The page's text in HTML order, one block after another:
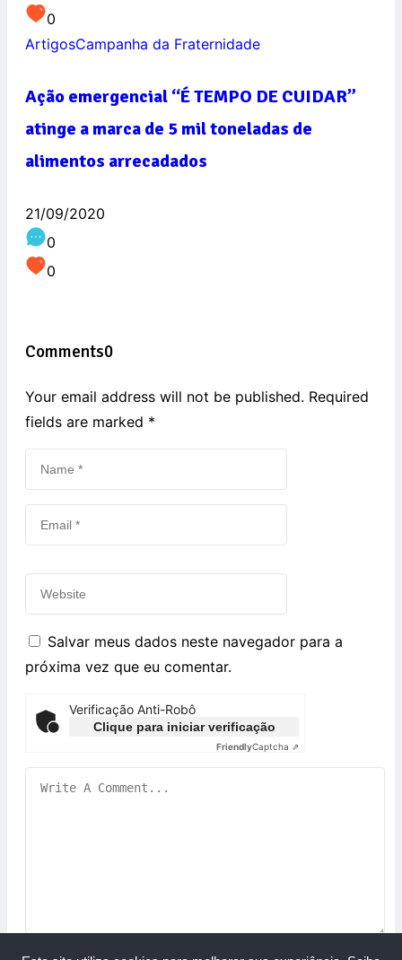
0
ArtigosCampanha da Fraternidade
Ação emergencial “É TEMPO DE CUIDAR”
atinge a marca de 5 mil toneladas de
alimentos arrecadados
21/09/2020
0
0
Comments0
Your email address will not be published. Required
fields are marked *
Salvar meus dados neste navegador para a
próxima vez que eu comentar.
Verificação Anti-Robô
Clique para iniciar verificação
FriendlyCaptcha ⇗